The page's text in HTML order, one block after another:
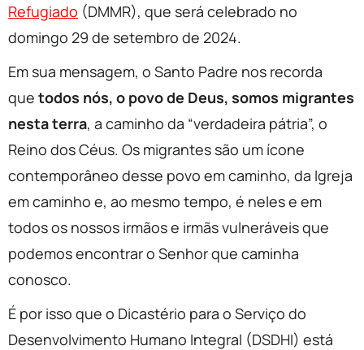
Refugiado (DMMR), que será celebrado no
domingo 29 de setembro de 2024.
Em sua mensagem, o Santo Padre nos recorda
que todos nós, o povo de Deus, somos migrantes
nesta terra, a caminho da “verdadeira pátria”, o
Reino dos Céus. Os migrantes são um ícone
contemporâneo desse povo em caminho, da Igreja
em caminho e, ao mesmo tempo, é neles e em
todos os nossos irmãos e irmãs vulneráveis que
podemos encontrar o Senhor que caminha
conosco.
É por isso que o Dicastério para o Serviço do
Desenvolvimento Humano Integral (DSDHI) está